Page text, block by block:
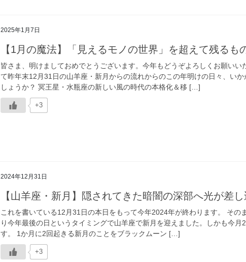
2025年1月7日
【1月の魔法】「見えるモノの世界」を超えて残るも
皆さま、明けましておめでとうございます。今年もどうぞよろしくお願いい
て昨年末12月31日の山羊座・新月からの流れからのこの年明けの日々、い
しょうか？ 冥王星・水瓶座の新しい風の時代の本格化＆移 […]
+3
2024年12月31日
【山羊座・新月】隠されてきた暗闇の深部へ光が差
これを書いている12月31日の本日をもって今年2024年が終わります。 その
り今年最後の日というタイミングで山羊座で新月を迎えました。しかも今月
す。 1か月に2回起きる新月のことをブラックムーン […]
+3